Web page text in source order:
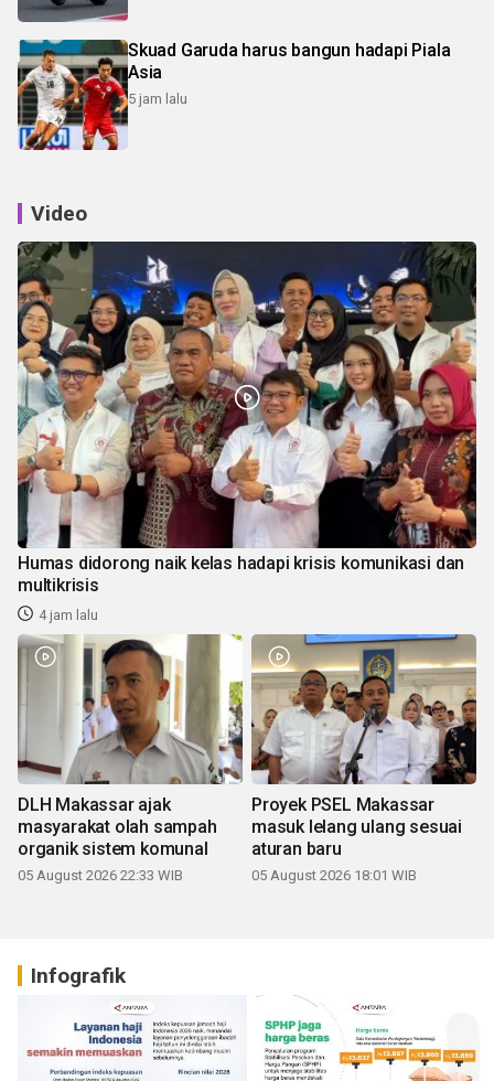
Skuad Garuda harus bangun hadapi Piala
Asia
5 jam lalu
Video
Humas didorong naik kelas hadapi krisis komunikasi dan
multikrisis
4 jam lalu
DLH Makassar ajak
masyarakat olah sampah
organik sistem komunal
05 August 2026 22:33 WIB
Proyek PSEL Makassar
masuk lelang ulang sesuai
aturan baru
05 August 2026 18:01 WIB
Infografik